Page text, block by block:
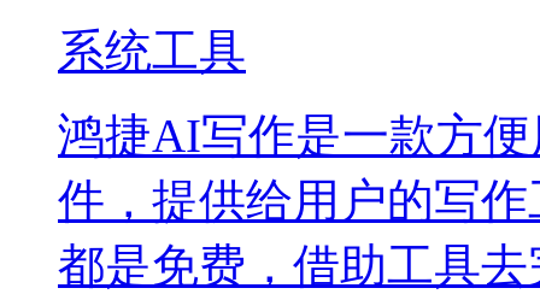
系统工具
鸿捷AI写作是一款方
件，提供给用户的写
都是免费，借助工具